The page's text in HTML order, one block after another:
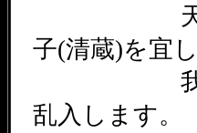
天下を治
子(清蔵)を宜
我々は東
乱入します。